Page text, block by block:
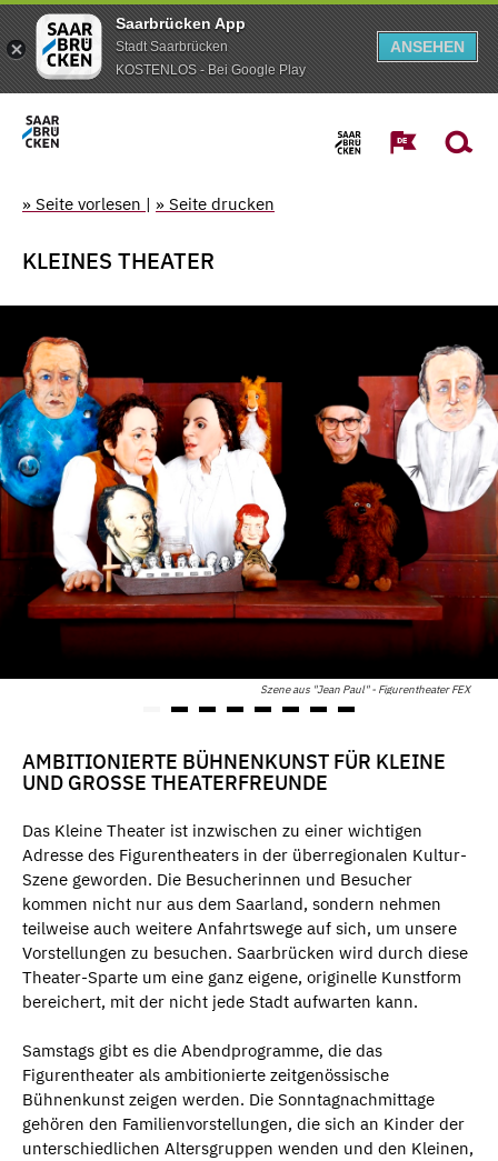
Saarbrücken App
Stadt Saarbrücken
KOSTENLOS - Bei Google Play
ANSEHEN
» Seite vorlesen | » Seite drucken
KLEINES THEATER
Szene aus "Jean Paul" - Figurentheater FEX
AMBITIONIERTE BÜHNENKUNST FÜR KLEINE
UND GROSSE THEATERFREUNDE
Das Kleine Theater ist inzwischen zu einer wichtigen
Adresse des Figurentheaters in der überregionalen Kultur-
Szene geworden. Die Besucherinnen und Besucher
kommen nicht nur aus dem Saarland, sondern nehmen
teilweise auch weitere Anfahrtswege auf sich, um unsere
Vorstellungen zu besuchen. Saarbrücken wird durch diese
Theater-Sparte um eine ganz eigene, originelle Kunstform
bereichert, mit der nicht jede Stadt aufwarten kann.
Samstags gibt es die Abendprogramme, die das
Figurentheater als ambitionierte zeitgenössische
Bühnenkunst zeigen werden. Die Sonntagnachmittage
gehören den Familienvorstellungen, die sich an Kinder der
unterschiedlichen Altersgruppen wenden und den Kleinen,